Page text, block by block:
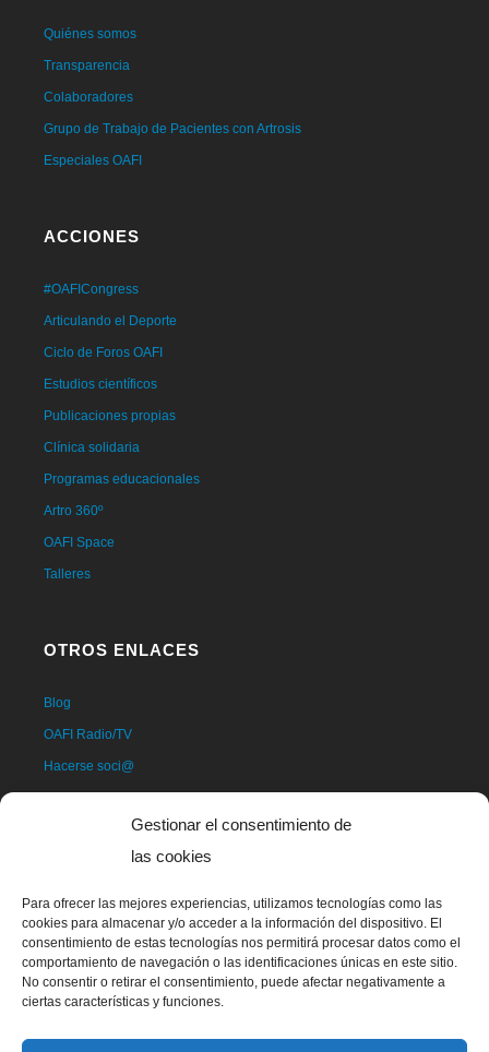
Gestionar el consentimiento de
las cookies
Para ofrecer las mejores experiencias, utilizamos tecnologías como las
cookies para almacenar y/o acceder a la información del dispositivo. El
consentimiento de estas tecnologías nos permitirá procesar datos como el
comportamiento de navegación o las identificaciones únicas en este sitio.
No consentir o retirar el consentimiento, puede afectar negativamente a
ciertas características y funciones.
Quiénes somos
Transparencia
Colaboradores
Grupo de Trabajo de Pacientes con Artrosis
Especiales OAFI
ACCIONES
#OAFICongress
Articulando el Deporte
Ciclo de Foros OAFI
Estudios científicos
Publicaciones propias
Clínica solidaria
Programas educacionales
Artro 360º
OAFI Space
Talleres
OTROS ENLACES
Blog
OAFI Radio/TV
Hacerse soci@
Hacerse voluntari@